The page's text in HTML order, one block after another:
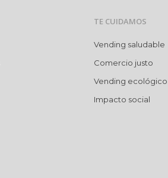
TE CUIDAMOS
Vending saludable
Comercio justo
Vending ecológico
Impacto social